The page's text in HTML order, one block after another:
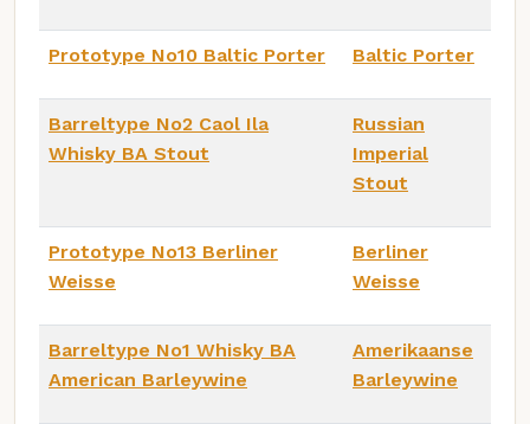
Prototype No10 Baltic Porter Baltic Porter
Barreltype No2 Caol Ila
Whisky BA Stout
Russian
Imperial
Stout
Prototype No13 Berliner
Weisse
Berliner
Weisse
Barreltype No1 Whisky BA
American Barleywine
Amerikaanse
Barleywine